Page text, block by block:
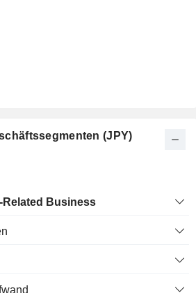
(JPY)
Related Business